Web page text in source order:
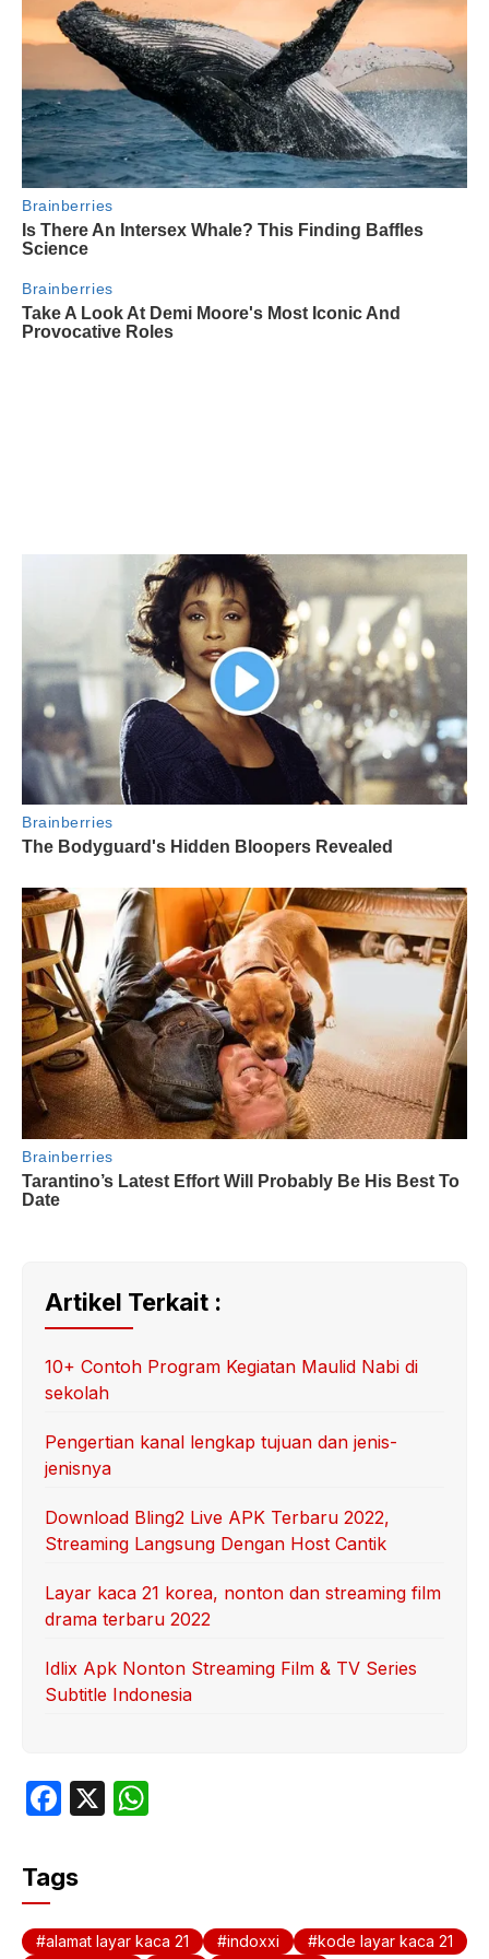
Artikel Terkait :
10+ Contoh Program Kegiatan Maulid Nabi di
sekolah
Pengertian kanal lengkap tujuan dan jenis-
jenisnya
Download Bling2 Live APK Terbaru 2022,
Streaming Langsung Dengan Host Cantik
Layar kaca 21 korea, nonton dan streaming film
drama terbaru 2022
Idlix Apk Nonton Streaming Film & TV Series
Subtitle Indonesia
F
c
e
b
X
A
Tags
alamat layar kaca 21 indoxxi
kode layar kaca 21